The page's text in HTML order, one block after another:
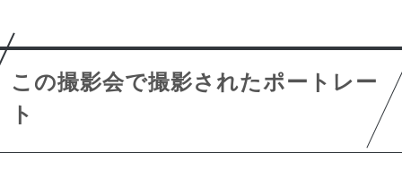
この撮影会で撮影されたポートレー
ト